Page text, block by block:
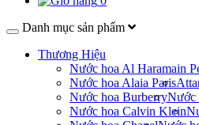
Danh mục sản phẩm
Thương Hiệu
Nước hoa Al Haramain
Nước hoa Alaia Paris
Nước hoa BurberryNước
Nước hoa Calvin Klein